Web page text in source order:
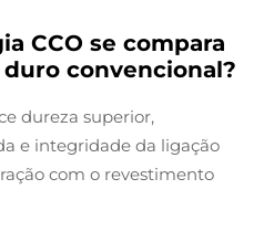
CCO se compara
convencional?
dureza superior,
e integridade da ligação
com o revestimento